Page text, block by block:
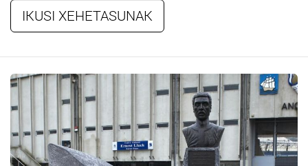
IKUSI XEHETASUNAK